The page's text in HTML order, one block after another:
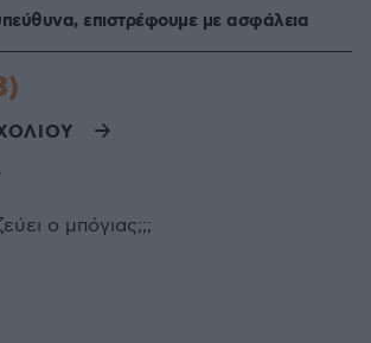
επιστρέφουμε με ασφάλεια
ο μπόγιας;;;